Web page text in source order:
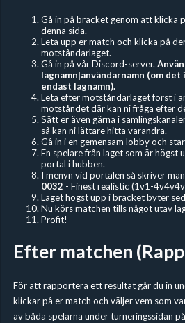
Gå in på bracket genom att klicka
denna sida.
Leta upp er match och klicka på
motståndarlaget.
Gå in på vår Discord-server.
lagnamn|användarnamn (om
endast lagnamn).
Leta efter motståndarlaget först i
motståndet där kan ni fråga efter
Sätt er även gärna i
så kan ni lättare hitta varandra.
Gå in i en gemensam lobby och
En spelare från laget som är högst
portal i hubben.
I menyn vid portalen så skriver
0032 - Finest realistic (1v1-
Laget högst upp i bracket byter
Nu körs matchen tills något utav
Profit!
Efter matchen
För att rapportera ett resultat går du in
klickar på er match och väljer vem som
av båda spelarna under turneringssidan